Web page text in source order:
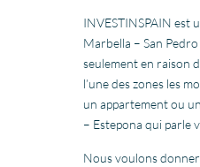
INVESTINSPAIN est
Marbella – San Pedro
seulement en raison
l’une des zones les
un appartement ou
– Estepona qui parle
Nous voulons